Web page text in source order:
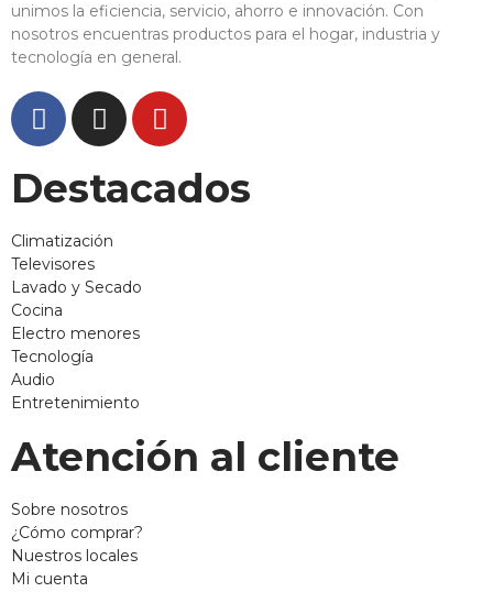
unimos la eficiencia, servicio, ahorro e innovación. Con
nosotros encuentras productos para el hogar, industria y
tecnología en general.
Destacados
Climatización
Televisores
Lavado y Secado
Cocina
Electro menores
Tecnología
Audio
Entretenimiento
Atención al cliente
Sobre nosotros
¿Cómo comprar?
Nuestros locales
Mi cuenta